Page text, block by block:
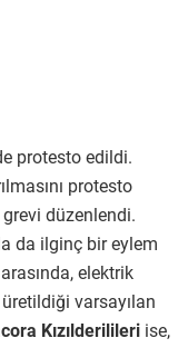
protesto edildi.
protesto
düzenlendi.
da ilginç bir eylem
elektrik
varsayılan
Kızılderilileri ise,